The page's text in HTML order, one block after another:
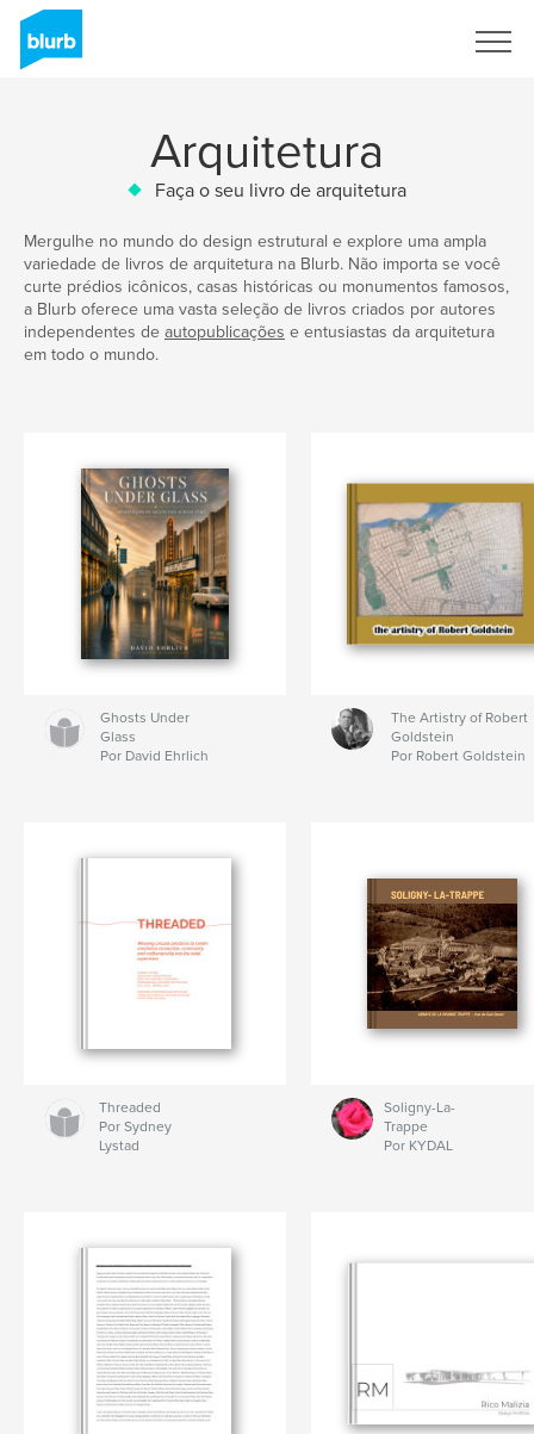
Arquitetura
Faça o seu livro de arquitetura
Mergulhe no mundo do design estrutural e explore uma ampla
variedade de livros de arquitetura na Blurb. Não importa se você
curte prédios icônicos, casas históricas ou monumentos famosos,
a Blurb oferece uma vasta seleção de livros criados por autores
independentes de autopublicações e entusiastas da arquitetura
em todo o mundo.
Ghosts Under
Glass
Por David Ehrlich
The Artistry of Robert
Goldstein
Por Robert Goldstein
Threaded
Por Sydney
Lystad
Soligny-La-
Trappe
Por KYDAL